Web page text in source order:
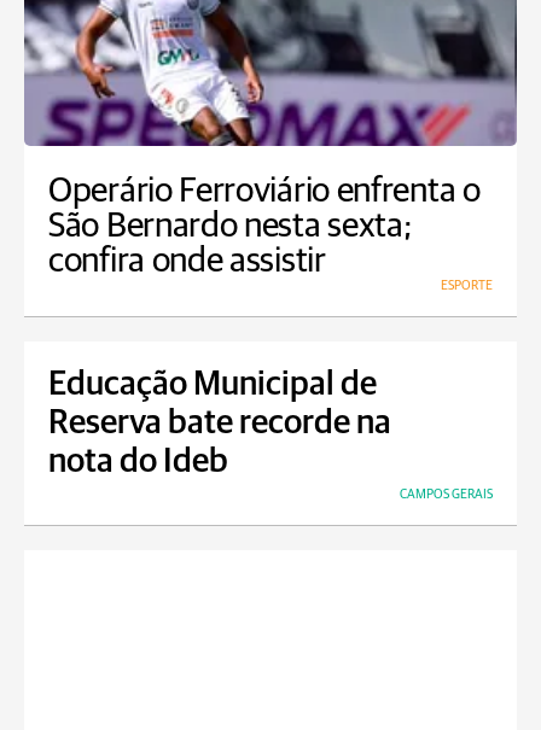
Operário Ferroviário enfrenta o
São Bernardo nesta sexta;
confira onde assistir
ESPORTE
Educação Municipal de
Reserva bate recorde na
nota do Ideb
CAMPOS GERAIS